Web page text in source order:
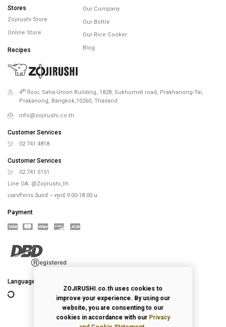
Stores
Zojirushi Store
Online Store
Recipes
Our Company
Our Bottle
Our Rice Cooker
Blog
4th floor, Saha-Union Building, 1828, Sukhumvit road, Prakhanong-Tai,
Prakanong, Bangkok,10260, Thailand
info@zojirushi.co.th
Customer Services
02 741 4818
Customer Services
02 741 5151
Line OA. @Zojirushi_th
เวลาทำการ จันทร์ – ศุกร์ 9.00-18.00 น.
Payment
Language
ZOJIRUSHI.co.th uses cookies to
improve your experience. By using our
website, you are consenting to our
cookies in accordance with our Privacy